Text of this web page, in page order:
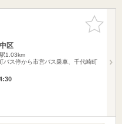
お気に入
りに追加
区
1.03km
バス停から市営バス乗車、千代崎町